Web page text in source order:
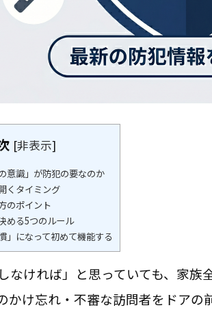
[非表示]
意識」が防犯の要なのか
くタイミング
のポイント
める5つのルール
」になって初めて機能する
なければ」と思っていても、家
かけ忘れ・不審な訪問者をドア